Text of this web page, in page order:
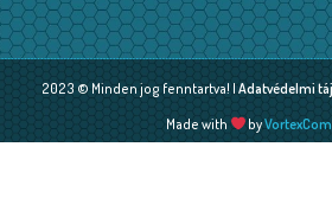
2023 © Minden jog fenntartva! |Adatvédelmi
Made with
by